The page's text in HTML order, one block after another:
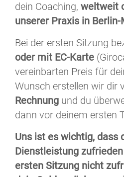
dein Coaching, weltweit
unserer Praxis in
Bei der ersten Sitzung
oder mit EC-Karte
vereinbarten Preis für
Wunsch erstellen wir dir
Rechnung und du
dann vor deinem ersten
Uns ist es wichtig, dass
Dienstleistung
ersten Sitzung nicht